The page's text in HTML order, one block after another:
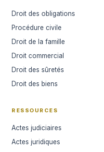
Droit des obligations
Procédure civile
Droit de la famille
Droit commercial
Droit des sûretés
Droit des biens
RESSOURCES
Actes judiciaires
Actes juridiques